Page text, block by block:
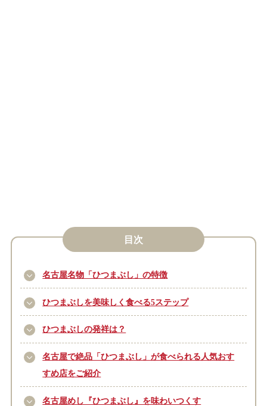
目次
名古屋名物「ひつまぶし」の特徴
ひつまぶしを美味しく食べる5ステップ
ひつまぶしの発祥は？
名古屋で絶品「ひつまぶし」が食べられる人気おす
すめ店をご紹介
名古屋めし『ひつまぶし』を味わいつくす